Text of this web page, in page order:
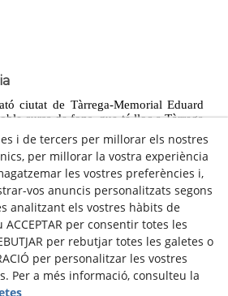
ciutat de Tàrrega-Memorial Eduard
cursa de fons, que té lloc a Tàrrega
del mes de maig. La cursa es va
2001 en la distància del Quart de
2004, s’hi incorporà a més el
Marató (21,097 km). L’any 2008 va
el que va ser fins aleshores soci
de l’entitat: Eduard Garcia Piqué. La
d’aquest moment en un memorial,
una persona dedicada a l’esport i a
nostra. L'any 2014 es va modificar
Marató a 10 km, canviant-li així el
a serMitja Marató i 10 km Ciutat
i de tercers per millorar els nostres
per millorar la vostra experiència
les vostres preferències i,
vos anuncis personalitzats segons
analitzant els vostres hàbits de
per consentir totes les
per rebutjar totes les galetes o
per personalitzar les vostres
Per a més informació, consulteu la